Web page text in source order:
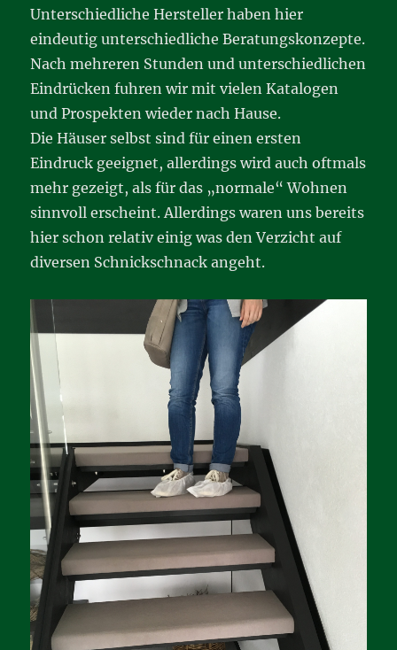
Unterschiedliche Hersteller haben hier
eindeutig unterschiedliche Beratungskonzepte.
Nach mehreren Stunden und unterschiedlichen
Eindrücken fuhren wir mit vielen Katalogen
und Prospekten wieder nach Hause.
Die Häuser selbst sind für einen ersten
Eindruck geeignet, allerdings wird auch oftmals
mehr gezeigt, als für das „normale“ Wohnen
sinnvoll erscheint. Allerdings waren uns bereits
hier schon relativ einig was den Verzicht auf
diversen Schnickschnack angeht.